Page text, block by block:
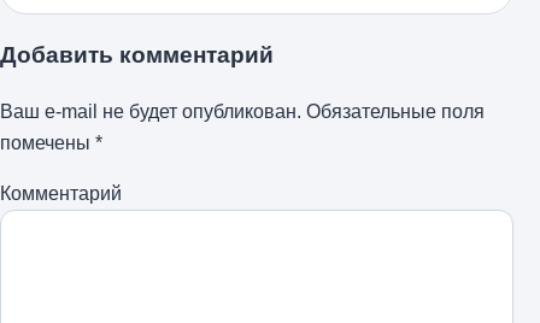
Добавить комментарий
Ваш e-mail не будет опубликован. Обязательные поля
помечены *
Комментарий